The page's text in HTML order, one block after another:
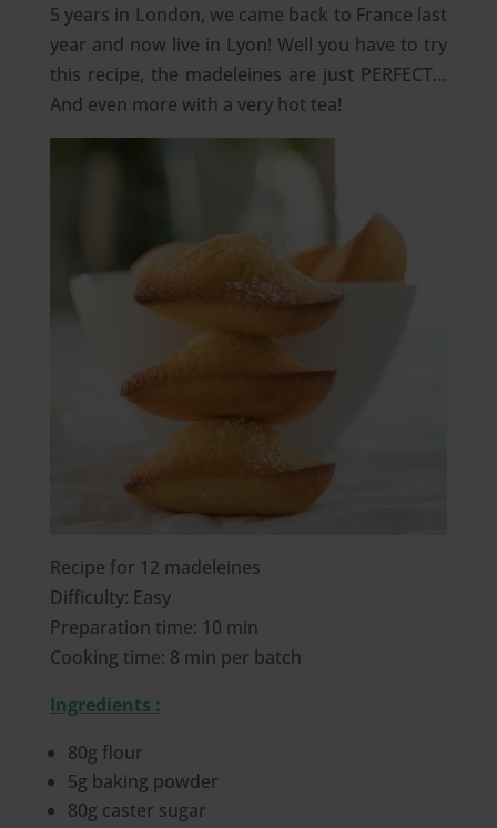
5 years in London, we came back to France last
year and now live in Lyon! Well you have to try
this recipe, the madeleines are just PERFECT…
And even more with a very hot tea!
Recipe for 12 madeleines
Difficulty: Easy
Preparation time: 10 min
Cooking time: 8 min per batch
Ingredients :
80g flour
5g baking powder
80g caster sugar